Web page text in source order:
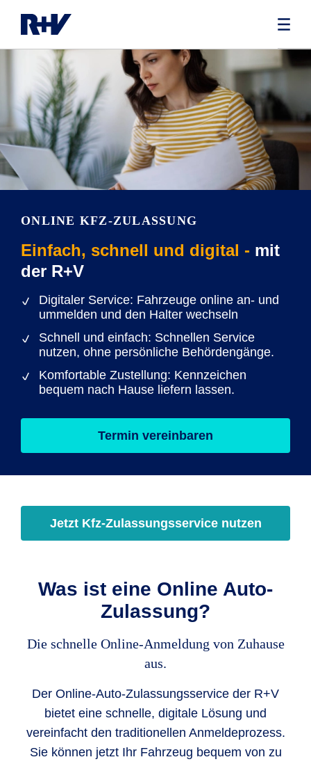
ONLINE KFZ-ZULASSUNG
Einfach, schnell und digital - mit
der R+V
Digitaler Service: Fahrzeuge online an- und
ummelden und den Halter wechseln
Schnell und einfach: Schnellen Service
nutzen, ohne persönliche Behördengänge.
Komfortable Zustellung: Kennzeichen
bequem nach Hause liefern lassen.
Termin vereinbaren
Jetzt Kfz-Zulassungsservice nutzen
Was ist eine Online Auto-
Zulassung?
Die schnelle Online-Anmeldung von Zuhause
aus.
Der Online-Auto-Zulassungsservice der R+V
bietet eine schnelle, digitale Lösung und
vereinfacht den traditionellen Anmeldeprozess.
Sie können jetzt Ihr Fahrzeug bequem von zu